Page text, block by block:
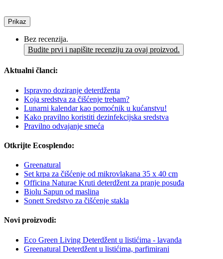
Prikaz
Bez recenzija.
Budite prvi i napišite recenziju za ovaj proizvod.
Aktualni članci:
Ispravno doziranje deterdženta
Koja sredstva za čišćenje trebam?
Lunarni kalendar kao pomoćnik u kućanstvu!
Kako pravilno koristiti dezinfekcijska sredstva
Pravilno odvajanje smeća
Otkrijte Ecosplendo:
Greenatural
Set krpa za čišćenje od mikrovlakana 35 x 40 cm
Officina Naturae Kruti deterdžent za pranje posuđa
Biolu Sapun od maslina
Sonett Sredstvo za čišćenje stakla
Novi proizvodi:
Eco Green Living Deterdžent u listićima - lavanda
Greenatural Deterdžent u listićima, parfimirani